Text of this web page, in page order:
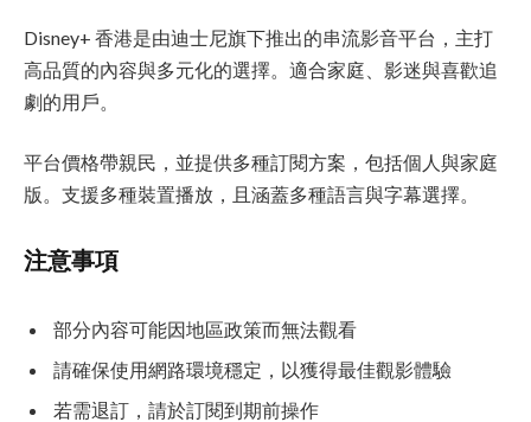
Disney+ 香港是由迪士尼旗下推出的串流影音平台，主打
高品質的內容與多元化的選擇。適合家庭、影迷與喜歡追
劇的用戶。
平台價格帶親民，並提供多種訂閱方案，包括個人與家庭
版。支援多種裝置播放，且涵蓋多種語言與字幕選擇。
注意事項
部分內容可能因地區政策而無法觀看
請確保使用網路環境穩定，以獲得最佳觀影體驗
若需退訂，請於訂閱到期前操作